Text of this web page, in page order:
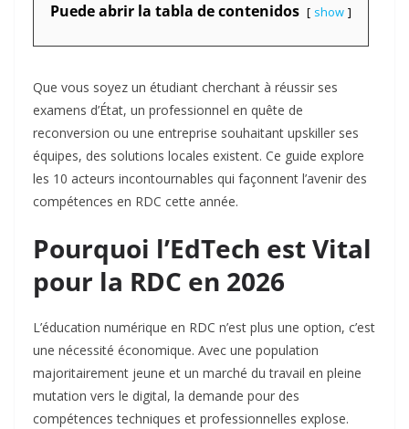
Puede abrir la tabla de contenidos show
Que vous soyez un étudiant cherchant à réussir ses
examens d’État, un professionnel en quête de
reconversion ou une entreprise souhaitant upskiller ses
équipes, des solutions locales existent. Ce guide explore
les 10 acteurs incontournables qui façonnent l’avenir des
compétences en RDC cette année.
Pourquoi l’EdTech est Vital
pour la RDC en 2026
L’éducation numérique en RDC n’est plus une option, c’est
une nécessité économique. Avec une population
majoritairement jeune et un marché du travail en pleine
mutation vers le digital, la demande pour des
compétences techniques et professionnelles explose.